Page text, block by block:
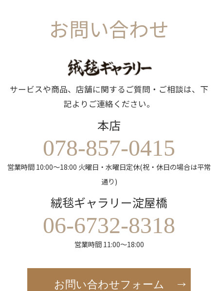
お問い合わせ
サービスや商品、店舗に関するご質問・ご相談は、下
記よりご連絡ください。
本店
078-857-0415
営業時間 10:00～18:00 火曜日・水曜日定休(祝・休日の場合は平常
通り)
絨毯ギャラリー淀屋橋
06-6732-8318
営業時間 11:00～18:00
お問い合わせフォーム